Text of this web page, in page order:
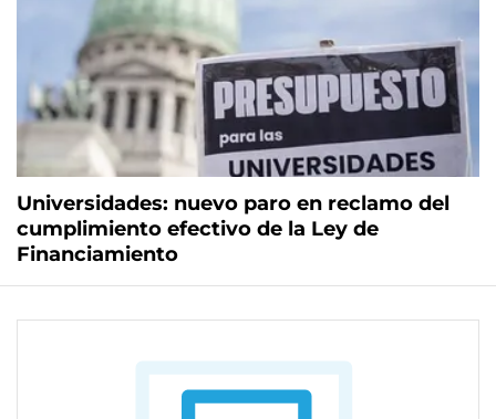
Universidades: nuevo paro en reclamo del
cumplimiento efectivo de la Ley de
Financiamiento